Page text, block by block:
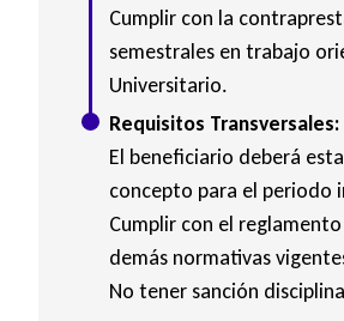
Cumplir con la
semestrales en trabajo
Universitario.
Requisitos Transversales:
El beneficiario deberá
concepto para el periodo
Cumplir con el
demás normativas
No tener sanción